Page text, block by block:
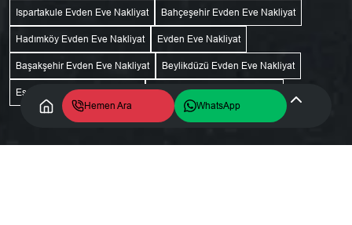
Ispartakule Evden Eve Nakliyat Bahçeşehir Evden Eve Nakliyat
Hadımköy Evden Eve Nakliyat Evden Eve Nakliyat
Başakşehir Evden Eve Nakliyat Beylikdüzü Evden Eve Nakliyat
Esenyurt Evden Eve Nakliyat Esenkent Evden Eve Nakliyat
Hemen Ara WhatsApp